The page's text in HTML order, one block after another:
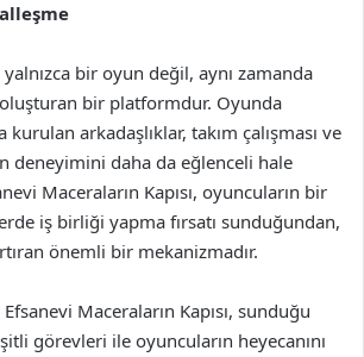
bir oyun değil, aynı zamanda
bir platformdur. Oyunda
kurulan arkadaşlıklar, takım çalışması ve
deneyimini daha da eğlenceli hale
Maceraların Kapısı, oyuncuların bir
iş birliği yapma fırsatı sunduğundan,
önemli bir mekanizmadır.
Maceraların Kapısı, sunduğu
görevleri ile oyuncuların heyecanını